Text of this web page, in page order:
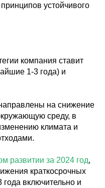
устойчивого
компания ставит
1-3 года) и
на снижение
среду, в
климата и
развитии за 2024 год,
краткосрочных
года включительно и